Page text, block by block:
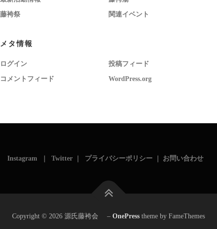
藤袴祭 関連イベント
メタ情報
ログイン 投稿フィード
コメントフィード WordPress.org
Instagram Twitter プライバシーポリシー お問い合わせ
Copyright © 2026 源氏藤袴会 – OnePress theme by FameThemes